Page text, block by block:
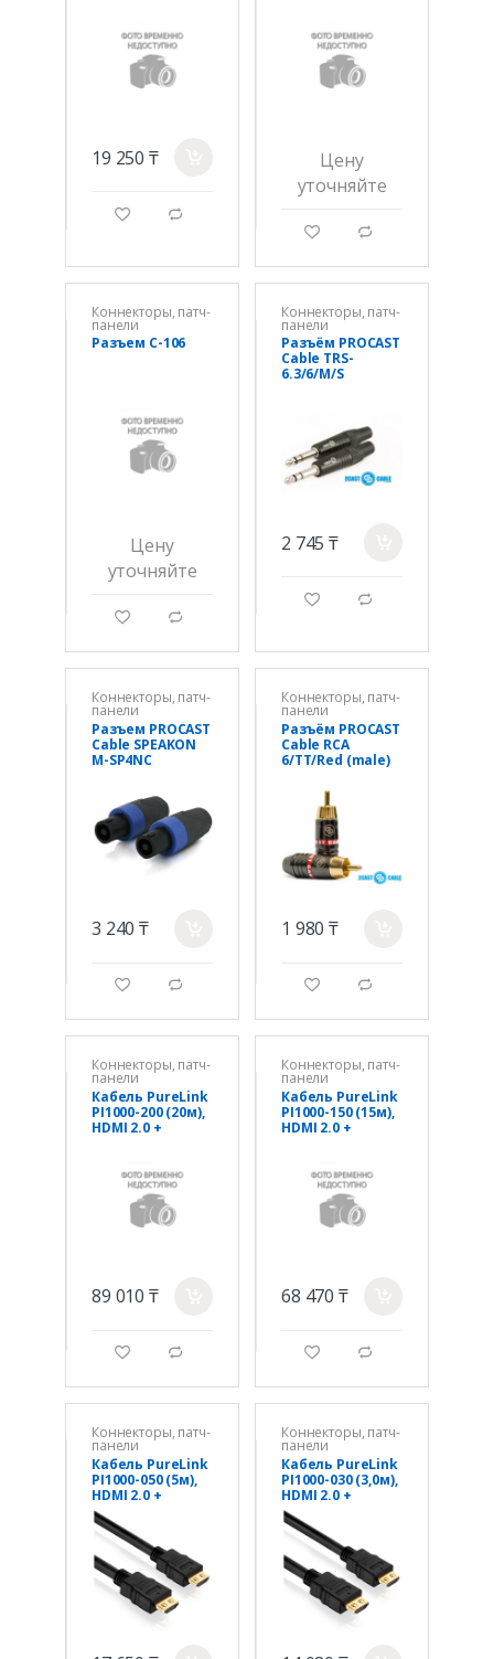
19 250 ₸
g d
Цену
уточняйте
g d
Коннекторы, патч-
панели
Разъем С-106
Цену
уточняйте
g d
Коннекторы, патч-
панели
Разъём PROCAST
Cable TRS-
6.3/6/M/S
2 745 ₸
g d
Коннекторы, патч-
панели
Разъем PROCAST
Cable SPEAKON
M-SP4NC
3 240 ₸
g d
Коннекторы, патч-
панели
Разъём PROCAST
Cable RCA
6/TT/Red (male)
1 980 ₸
g d
Коннекторы, патч-
панели
Кабель PureLink
PI1000-200 (20м),
HDMI 2.0 +
89 010 ₸
g d
Коннекторы, патч-
панели
Кабель PureLink
PI1000-150 (15м),
HDMI 2.0 +
68 470 ₸
g d
Коннекторы, патч-
панели
Кабель PureLink
PI1000-050 (5м),
HDMI 2.0 +
Ethernet
Коннекторы, патч-
панели
Кабель PureLink
PI1000-030 (3,0м),
HDMI 2.0 +
Ethernet